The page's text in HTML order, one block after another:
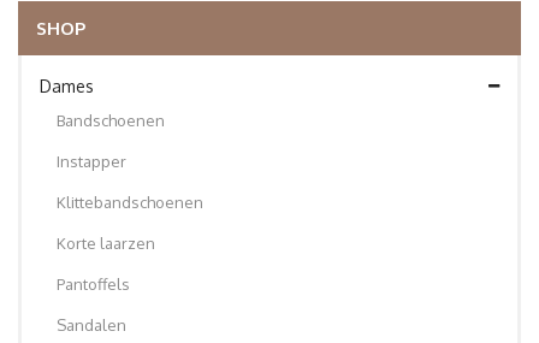
SHOP
Dames
Bandschoenen
Instapper
Klittebandschoenen
Korte laarzen
Pantoffels
Sandalen